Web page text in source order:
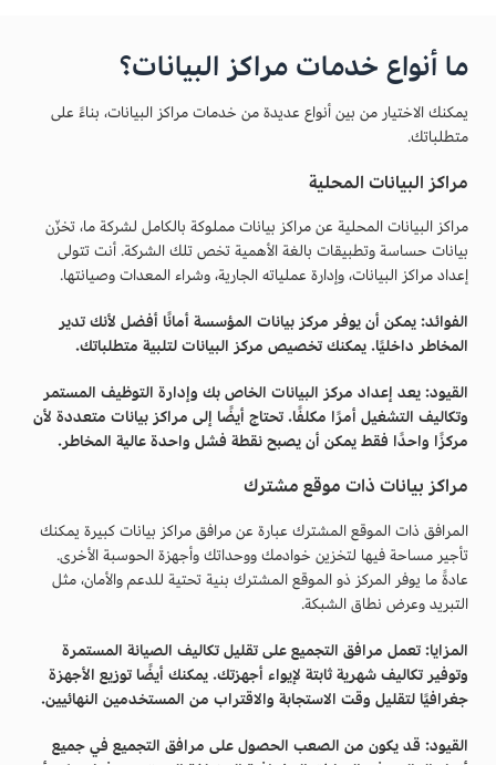
ما أنواع خدمات مراكز البيانات؟
يمكنك الاختيار من بين أنواع عديدة من خدمات مراكز البيانات، بناءً على
متطلباتك.
مراكز البيانات المحلية
مراكز البيانات المحلية عن مراكز بيانات مملوكة بالكامل لشركة ما، تخزّن
بيانات حساسة وتطبيقات بالغة الأهمية تخص تلك الشركة. أنت تتولى
إعداد مراكز البيانات، وإدارة عملياته الجارية، وشراء المعدات وصيانتها.
الفوائد: يمكن أن يوفر مركز بيانات المؤسسة أمانًا أفضل لأنك تدير
المخاطر داخليًا. يمكنك تخصيص مركز البيانات لتلبية متطلباتك.
القيود: يعد إعداد مركز البيانات الخاص بك وإدارة التوظيف المستمر
وتكاليف التشغيل أمرًا مكلفًا. تحتاج أيضًا إلى مراكز بيانات متعددة لأن
مركزًا واحدًا فقط يمكن أن يصبح نقطة فشل واحدة عالية المخاطر.
مراكز بيانات ذات موقع مشترك
المرافق ذات الموقع المشترك عبارة عن مرافق مراكز بيانات كبيرة يمكنك
تأجير مساحة فيها لتخزين خوادمك ووحداتك وأجهزة الحوسبة الأخرى.
عادةً ما يوفر المركز ذو الموقع المشترك بنية تحتية للدعم والأمان، مثل
التبريد وعرض نطاق الشبكة.
المزايا: تعمل مرافق التجميع على تقليل تكاليف الصيانة المستمرة
وتوفير تكاليف شهرية ثابتة لإيواء أجهزتك. يمكنك أيضًا توزيع الأجهزة
جغرافيًا لتقليل وقت الاستجابة والاقتراب من المستخدمين النهائيين.
القيود: قد يكون من الصعب الحصول على مرافق التجميع في جميع